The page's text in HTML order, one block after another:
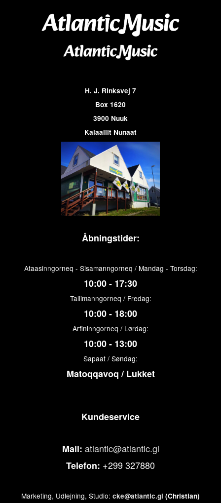
H. J. Rinksvej 7
Box 1620
3900 Nuuk
Kalaallit Nunaat
Åbningstider:
Ataasinngorneq - Sisamanngorneq / Mandag - Torsdag:
10:00 - 17:30
Tallimanngorneq / Fredag:
10:00 - 18:00
Arfininngorneq / Lørdag:
10:00 - 13:00
Sapaat / Søndag:
Matoqqavoq / Lukket
Kundeservice
Mail: atlantic@atlantic.gl
Telefon: +299 327880
Marketing, Udlejning, Studio: cke@atlantic.gl (Christian)